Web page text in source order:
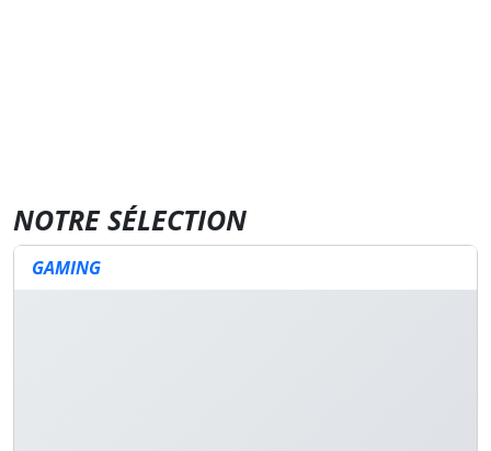
NOTRE SÉLECTION
GAMING